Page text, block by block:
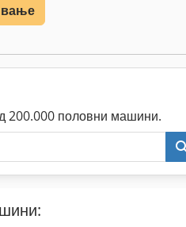
200.000 половни машини.